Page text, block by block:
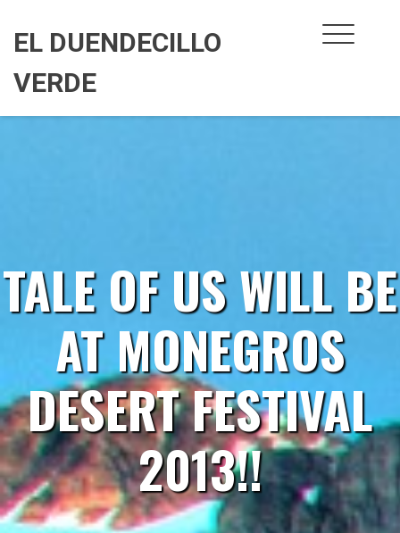
content
EL DUENDECILLO
VERDE
TALE OF US WILL BE
AT MONEGROS
DESERT FESTIVAL
2013!!